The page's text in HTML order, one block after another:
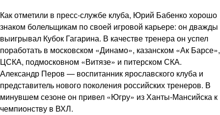
Как отметили в пресс-службе клуба, Юрий Бабенко хорошо
знаком болельщикам по своей игровой карьере: он дважды
выигрывал Кубок Гагарина. В качестве тренера он успел
поработать в московском «Динамо», казанском «Ак Барсе»,
ЦСКА, подмосковном «Витязе» и питерском СКА.
Александр Перов — воспитанник ярославского клуба и
представитель нового поколения российских тренеров. В
минувшем сезоне он привел «Югру» из Ханты-Мансийска к
чемпионству в ВХЛ.